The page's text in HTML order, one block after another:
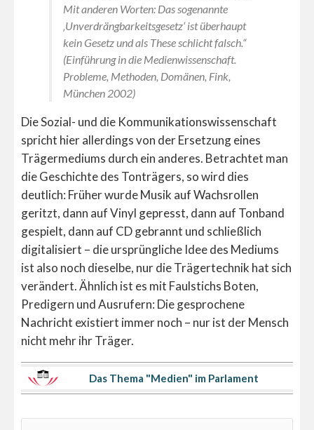
Mit anderen Worten: Das sogenannte
‚Unverdrängbarkeitsgesetz‘ ist überhaupt
kein Gesetz und als These schlicht falsch.“
(Einführung in die Medienwissenschaft.
Probleme, Methoden, Domänen, Fink,
München 2002)
Die Sozial- und die Kommunikationswissenschaft
spricht hier allerdings von der Ersetzung eines
Trägermediums durch ein anderes. Betrachtet man
die Geschichte des Tonträgers, so wird dies
deutlich: Früher wurde Musik auf Wachsrollen
geritzt, dann auf Vinyl gepresst, dann auf Tonband
gespielt, dann auf CD gebrannt und schließlich
digitalisiert – die ursprüngliche Idee des Mediums
ist also noch dieselbe, nur die Trägertechnik hat sich
verändert. Ähnlich ist es mit Faulstichs Boten,
Predigern und Ausrufern: Die gesprochene
Nachricht existiert immer noch – nur ist der Mensch
nicht mehr ihr Träger.
Das Thema "Medien" im Parlament